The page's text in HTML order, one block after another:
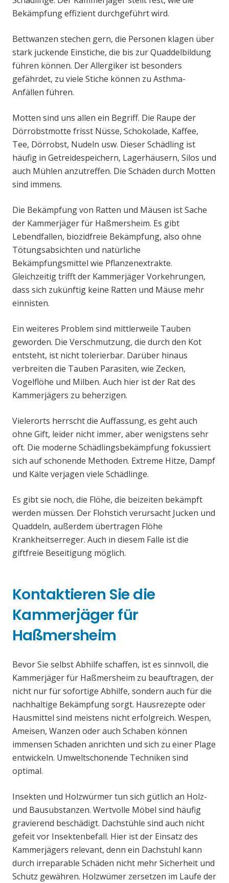
Bekämpfung effizient durchgeführt wird.
Bettwanzen stechen gern, die Personen klagen über
stark juckende Einstiche, die bis zur Quaddelbildung
führen können. Der Allergiker ist besonders
gefährdet, zu viele Stiche können zu Asthma-
Anfällen führen.
Motten sind uns allen ein Begriff. Die Raupe der
Dörrobstmotte frisst Nüsse, Schokolade, Kaffee,
Tee, Dörrobst, Nudeln usw. Dieser Schädling ist
häufig in Getreidespeichern, Lagerhäusern, Silos und
auch Mühlen anzutreffen. Die Schäden durch Motten
sind immens.
Die Bekämpfung von Ratten und Mäusen ist Sache
der Kammerjäger für Haßmersheim. Es gibt
Lebendfallen, biozidfreie Bekämpfung, also ohne
Tötungsabsichten und natürliche
Bekämpfungsmittel wie Pflanzenextrakte.
Gleichzeitig trifft der Kammerjäger Vorkehrungen,
dass sich zukünftig keine Ratten und Mäuse mehr
einnisten.
Ein weiteres Problem sind mittlerweile Tauben
geworden. Die Verschmutzung, die durch den Kot
entsteht, ist nicht tolerierbar. Darüber hinaus
verbreiten die Tauben Parasiten, wie Zecken,
Vogelflöhe und Milben. Auch hier ist der Rat des
Kammerjägers zu beherzigen.
Vielerorts herrscht die Auffassung, es geht auch
ohne Gift, leider nicht immer, aber wenigstens sehr
oft. Die moderne Schädlingsbekämpfung fokussiert
sich auf schonende Methoden. Extreme Hitze, Dampf
und Kälte verjagen viele Schädlinge.
Es gibt sie noch, die Flöhe, die beizeiten bekämpft
werden müssen. Der Flohstich verursacht Jucken und
Quaddeln, außerdem übertragen Flöhe
Krankheitserreger. Auch in diesem Falle ist die
giftfreie Beseitigung möglich.
Kontaktieren Sie die
Kammerjäger für
Haßmersheim
Bevor Sie selbst Abhilfe schaffen, ist es sinnvoll, die
Kammerjäger für Haßmersheim zu beauftragen, der
nicht nur für sofortige Abhilfe, sondern auch für die
nachhaltige Bekämpfung sorgt. Hausrezepte oder
Hausmittel sind meistens nicht erfolgreich. Wespen,
Ameisen, Wanzen oder auch Schaben können
immensen Schaden anrichten und sich zu einer Plage
entwickeln. Umweltschonende Techniken sind
optimal.
Insekten und Holzwürmer tun sich gütlich an Holz-
und Bausubstanzen. Wertvolle Möbel sind häufig
gravierend beschädigt. Dachstühle sind auch nicht
gefeit vor Insektenbefall. Hier ist der Einsatz des
Kammerjägers relevant, denn ein Dachstuhl kann
durch irreparable Schäden nicht mehr Sicherheit und
Schutz gewähren. Holzwümer zersetzen im Laufe der